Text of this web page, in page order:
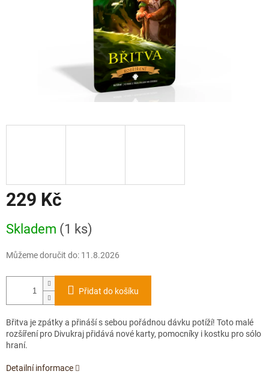
229 Kč
cena:
Skladem (1 ks)
Můžeme doručit do: 11.8.2026
Přidat do košíku
Břitva je zpátky a přináší s sebou pořádnou dávku potíží! Toto malé
rozšíření pro Divukraj přidává nové karty, pomocníky i kostku pro sólo
hraní.
Detailní informace